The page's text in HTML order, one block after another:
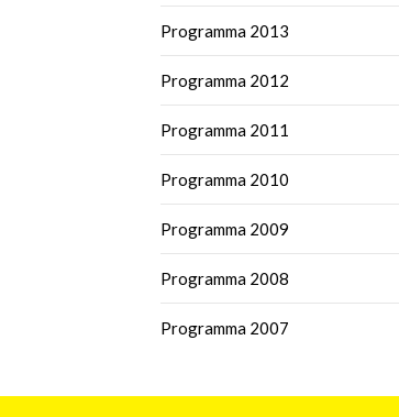
Programma 2013
Programma 2012
Programma 2011
Programma 2010
Programma 2009
Programma 2008
Programma 2007